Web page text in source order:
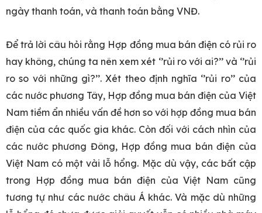
ngày thanh toán, và thanh toán bằng VNĐ.
Để trả lời câu hỏi rằng Hợp đồng mua bán điện có rủi ro
hay không, chúng ta nên xem xét ‘’rủi ro với ai?’’ và ‘’rủi
ro so với những gì?’’. Xét theo định nghĩa ‘’rủi ro’’ của
các nước phương Tây, Hợp đồng mua bán điện của Việt
Nam tiềm ẩn nhiều vấn đề hơn so với hợp đồng mua bán
điện của các quốc gia khác. Còn đối với cách nhìn của
các nước phương Đông, Hợp đồng mua bán điện của
Việt Nam có một vài lỗ hổng. Mặc dù vậy, các bất cập
trong Hợp đồng mua bán điện của Việt Nam cũng
tương tự như các nước châu Á khác. Và mặc dù những